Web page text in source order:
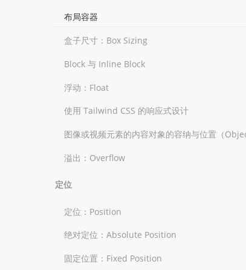
布局容器
盒子尺寸：Box Sizing
Block 与 Inline Block
浮动：Float
使用 Tailwind CSS 的响应式设计
图像或视频元素的内容对象的容纳与位置（
溢出：Overflow
定位
定位：Position
绝对定位：Absolute Position
固定位置：Fixed Position